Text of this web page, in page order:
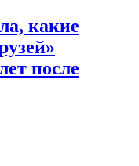
какие
после